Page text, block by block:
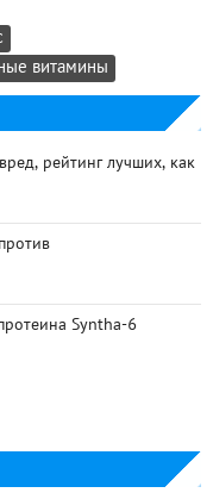
витамины
рейтинг лучших, как
Syntha-6